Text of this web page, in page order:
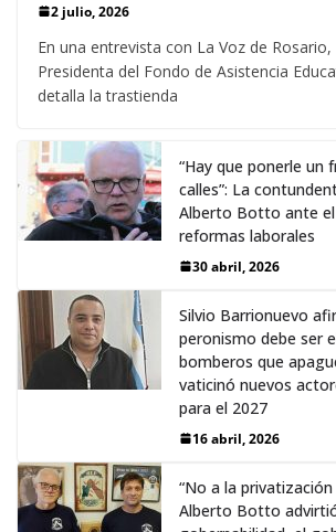
2 julio, 2026
En una entrevista con La Voz de
Presidenta del Fondo de Asistencia
detalla la trastienda
“Hay que ponerle un
calles”: La
Alberto Botto ante el
reformas laborales
30 abril, 2026
Silvio Barrionuevo
peronismo debe ser
bomberos que
vaticinó nuevos
para el 2027
16 abril, 2026
“No a la privatización
Alberto Botto